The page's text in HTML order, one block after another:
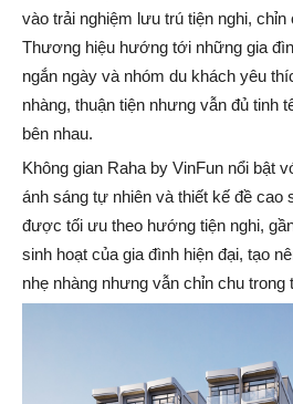
vào trải nghiệm lưu trú tiện nghi, chỉn
Thương hiệu hướng tới những gia
ngắn ngày và nhóm du khách yêu
nhàng, thuận tiện nhưng vẫn đủ tinh
bên nhau.
Không gian Raha by VinFun nổi bật
ánh sáng tự nhiên và thiết kế đề cao
được tối ưu theo hướng tiện nghi,
sinh hoạt của gia đình hiện đại, tạo
nhẹ nhàng nhưng vẫn chỉn chu